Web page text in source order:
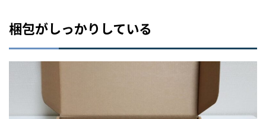
梱包がしっかりしている